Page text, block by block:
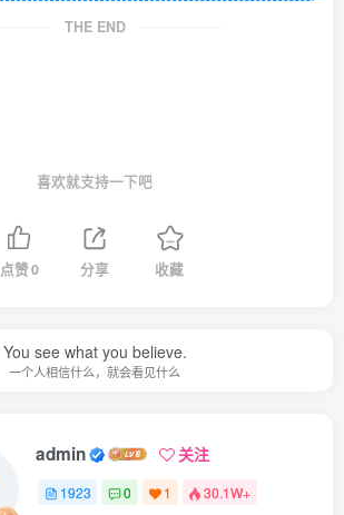
THE END
喜欢就支持一下吧
点赞0 分享 收藏
You see what you believe.
一个人相信什么，就会看见什么
admin 关注
1923 0 1 30.1W+